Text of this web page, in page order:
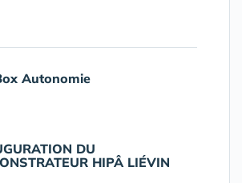
Autonomie
DU
HIPÂ LIÉVIN